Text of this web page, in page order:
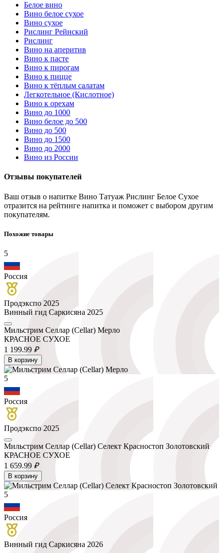
Белое вино
Вино белое сухое
Вино сухое
Рислинг Рейнский
Рислинг
Вино на аперитив
Вино к пасте
Вино к пирогам
Вино к пицце
Вино к тёплым салатам
Легкотельное (Кислотное)
Вино к орехам
Вино до 1000
Вино белое до 500
Вино до 500
Вино до 1500
Вино до 2000
Вино из России
Отзывы покупателей
Ваш отзыв о напитке Вино Татуаж Рислинг Белое Сухое
отразится на рейтинге напитка и поможет с выбором другим
покупателям.
Похожие товары
5
Россия
Продэкспо 2025
Винный гид Саркисяна 2025
Мильстрим Селлар (Cellar) Мерло
КРАСНОЕ СУХОЕ
1 199.99 ₽
В корзину
5
Россия
Продэкспо 2025
Мильстрим Селлар (Cellar) Селект Красностоп Золотовский
КРАСНОЕ СУХОЕ
1 659.99 ₽
В корзину
5
Россия
Винный гид Саркисяна 2026